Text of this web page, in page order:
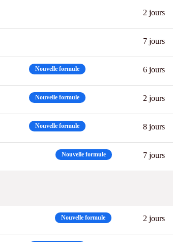
2 jours
7 jours
Nouvelle formule 6 jours
Nouvelle formule 2 jours
Nouvelle formule 8 jours
Nouvelle formule 7 jours
Nouvelle formule 2 jours